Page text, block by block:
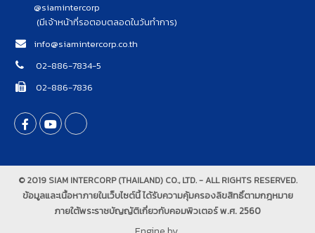
@siamintercorp
(มีเจ้าหน้าที่รอตอบตลอดในวันทำการ)
info@siamintercorp.co.th
02-886-7834-5
02-886-7836
© 2019 SIAM INTERCORP (THAILAND) CO., LTD. - ALL RIGHTS RESERVED.
ข้อมูลและเนื้อหาภายในเว็บไซต์นี้ ได้รับความคุ้มครองลิขสิทธิ์ตามกฎหมาย
ภายใต้พระราชบัญญัติเกี่ยวกับคอมพิวเตอร์ พ.ศ. 2560